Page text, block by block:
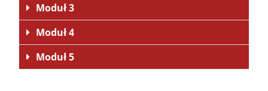
Moduł 3
Moduł 4
Moduł 5